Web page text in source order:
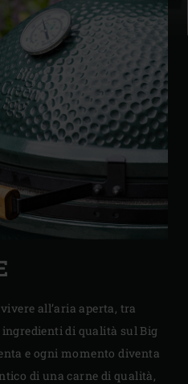
all’aria aperta, tra
di qualità sul Big
e ogni momento diventa
di una carne di qualità,